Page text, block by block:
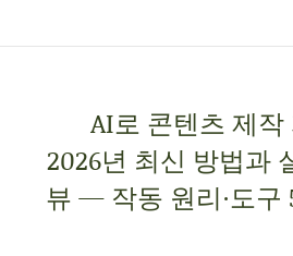
AI로 콘텐츠 제
2026년 최신 방법과
뷰 — 작동 원리·도구